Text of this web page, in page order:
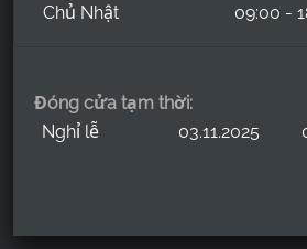
Chủ Nhật
09:00 -
Đóng cửa tạm thời:
Nghỉ lễ
03.11.2025